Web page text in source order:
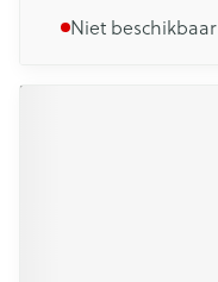
Niet beschikbaar